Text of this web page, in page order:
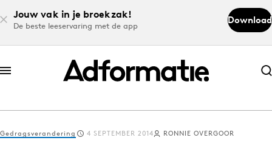
Jouw vak in je broekzak!
De beste leeservaring met de app
Download
Abonneer nu
Abonneer nu
Log in
Gedragsverandering 4 SEPTEMBER 2014 RONNIE OVERGOOR